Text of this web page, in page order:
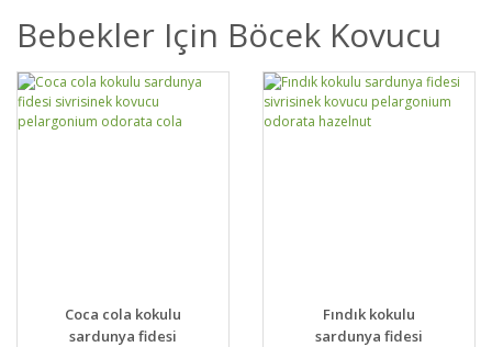
Bebekler Için Böcek Kovucu
DETAYLAR
VER
Coca cola kokulu
sardunya fidesi
DETAYLAR
VER
Fındık kokulu
sardunya fidesi